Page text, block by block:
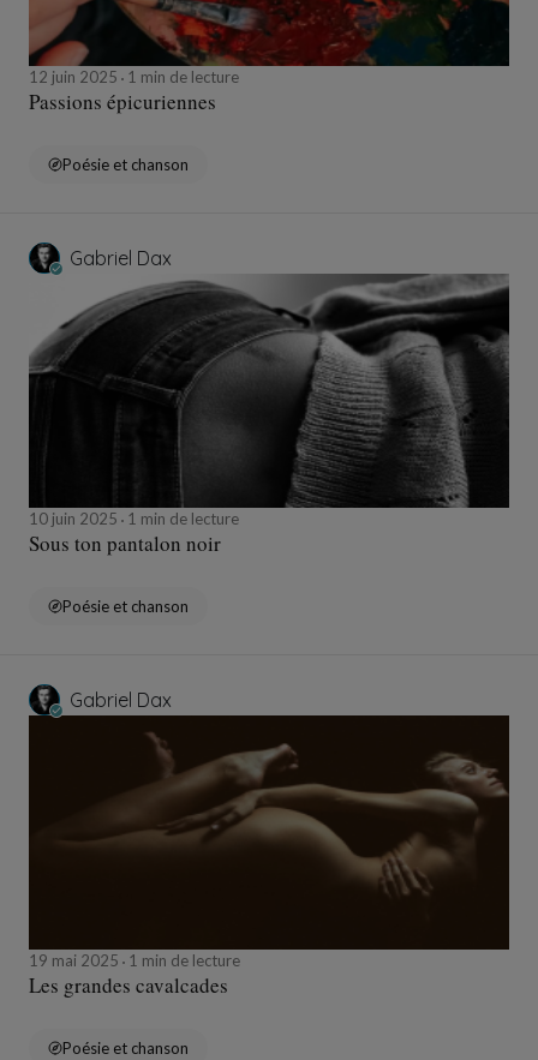
12 juin 2025 1 min de lecture
Passions épicuriennes
Poésie et chanson
Gabriel Dax
10 juin 2025 1 min de lecture
Sous ton pantalon noir
Poésie et chanson
Gabriel Dax
19 mai 2025 1 min de lecture
Les grandes cavalcades
Poésie et chanson